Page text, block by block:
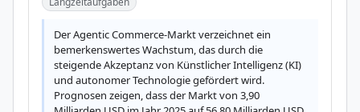
Der Agentic Commerce-Markt verzeichnet ein
bemerkenswertes Wachstum, das durch die
steigende Akzeptanz von Künstlicher Intelligenz (KI)
und autonomer Technologie gefördert wird.
Prognosen zeigen, dass der Markt von 3,90